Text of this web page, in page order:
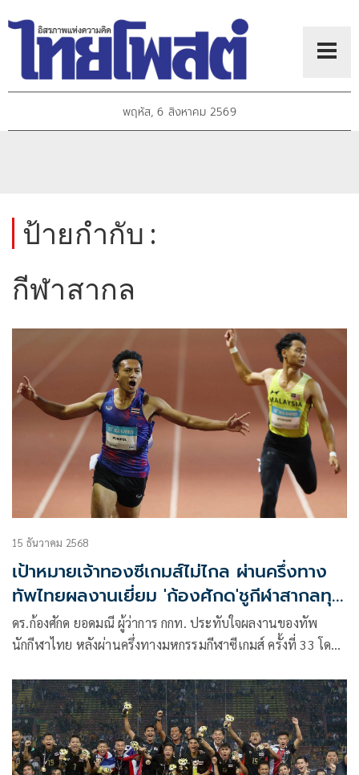
พฤหัส, 6 สิงหาคม 2569
ป้ายกำกับ :
กีฬาสากล
15 ธันวาคม 2568
เป้าหมายเจ้าทองซีเกมส์ไม่ไกล ผ่านครึ่งทาง
ทัพไทยผลงานเยี่ยม 'ก้องศักด'ชูกีฬาสากลทุบ
สถิติเพียบ
ดร.ก้องศักด ยอดมณี ผู้ว่าการ กกท. ประทับใจผลงานของทัพ
นักกีฬาไทย หลังผ่านครึ่งทางมหกรรมกีฬาซีเกมส์ ครั้งที่ 33 โดย
ทำลายสถิติหลายรายการ โดยเฉพาะการทำลายสถิติโลก มีให้
เห็นต่อเนื่อง ยกเป็นผลมาจากความมุ่งมั่นตั้งใจของทุกฝ่าย การ
เก็บตัวระยะยาว และการนำวิทยาศาสตร์การกีฬามาใช้เต็มรูป
แบบ พร้อมระบุหากรักษามาตรฐานเช่นนี้ต่อไปเป้าหมายเจ้า